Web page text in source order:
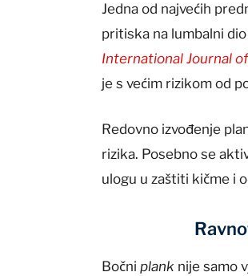
Jedna od najvećih
pritiska na lumbalni
International Journal
je s većim rizikom od
Redovno izvođenje
rizika. Posebno se
ulogu u zaštiti kičme i
Bočniplank nije samo